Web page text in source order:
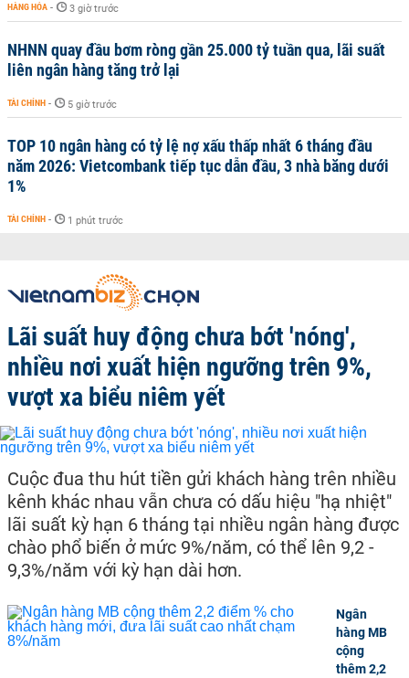
HÀNG HÓA - 3 giờ trước
NHNN quay đầu bơm ròng gần 25.000 tỷ tuần qua, lãi suất
liên ngân hàng tăng trở lại
TÀI CHÍNH - 5 giờ trước
TOP 10 ngân hàng có tỷ lệ nợ xấu thấp nhất 6 tháng đầu
năm 2026: Vietcombank tiếp tục dẫn đầu, 3 nhà băng dưới
1%
TÀI CHÍNH - 1 phút trước
Lãi suất huy động chưa bớt 'nóng',
nhiều nơi xuất hiện ngưỡng trên 9%,
vượt xa biểu niêm yết
Cuộc đua thu hút tiền gửi khách hàng trên nhiều
kênh khác nhau vẫn chưa có dấu hiệu "hạ nhiệt"
lãi suất kỳ hạn 6 tháng tại nhiều ngân hàng được
chào phổ biến ở mức 9%/năm, có thể lên 9,2 -
9,3%/năm với kỳ hạn dài hơn.
Ngân
hàng MB
cộng
thêm 2,2